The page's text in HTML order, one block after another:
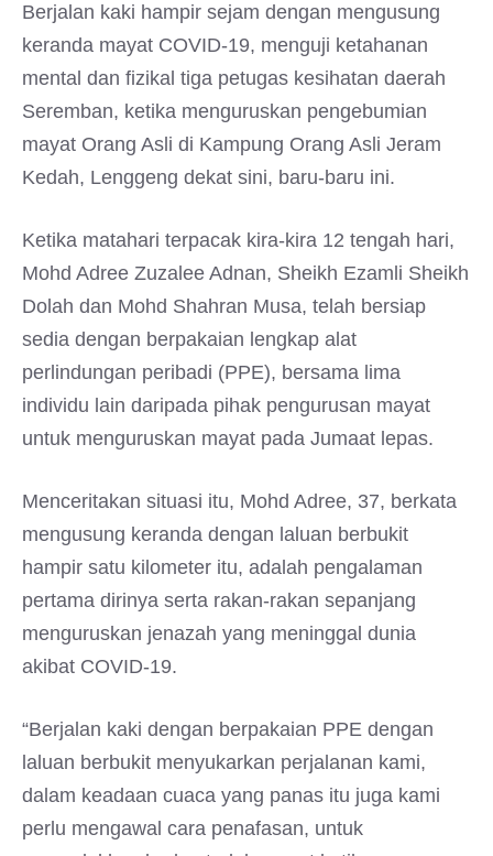
Berjalan kaki hampir sejam dengan mengusung
keranda mayat COVID-19, menguji ketahanan
mental dan fizikal tiga petugas kesihatan daerah
Seremban, ketika menguruskan pengebumian
mayat Orang Asli di Kampung Orang Asli Jeram
Kedah, Lenggeng dekat sini, baru-baru ini.
Ketika matahari terpacak kira-kira 12 tengah hari,
Mohd Adree Zuzalee Adnan, Sheikh Ezamli Sheikh
Dolah dan Mohd Shahran Musa, telah bersiap
sedia dengan berpakaian lengkap alat
perlindungan peribadi (PPE), bersama lima
individu lain daripada pihak pengurusan mayat
untuk menguruskan mayat pada Jumaat lepas.
Menceritakan situasi itu, Mohd Adree, 37, berkata
mengusung keranda dengan laluan berbukit
hampir satu kilometer itu, adalah pengalaman
pertama dirinya serta rakan-rakan sepanjang
menguruskan jenazah yang meninggal dunia
akibat COVID-19.
“Berjalan kaki dengan berpakaian PPE dengan
laluan berbukit menyukarkan perjalanan kami,
dalam keadaan cuaca yang panas itu juga kami
perlu mengawal cara penafasan, untuk